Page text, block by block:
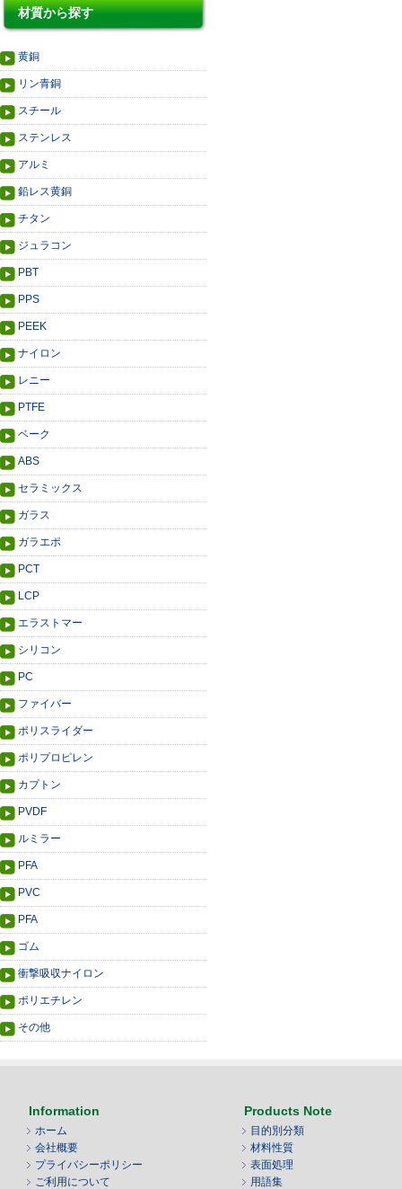
材質から探す
黄銅
リン青銅
スチール
ステンレス
アルミ
鉛レス黄銅
チタン
ジュラコン
PBT
PPS
PEEK
ナイロン
レニー
PTFE
ベーク
ABS
セラミックス
ガラス
ガラエポ
PCT
LCP
エラストマー
シリコン
PC
ファイバー
ポリスライダー
ポリプロピレン
カプトン
PVDF
ルミラー
PFA
PVC
PFA
ゴム
衝撃吸収ナイロン
ポリエチレン
その他
Information
ホーム
会社概要
プライバシーポリシー
ご利用について
Products Note
目的別分類
材料性質
表面処理
用語集